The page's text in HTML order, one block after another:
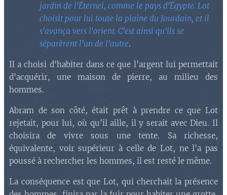
jardin de l'Éternel, comme le pays d'Égypte. Lot
choisit pour lui toute la plaine du Jourdain, et il
s'avança vers l'orient. C'est ainsi qu'ils se
séparèrent l'un de l'autre.
Il a choisi d'habiter dans ce que l'argent lui permettait
d'acquérir, une maison de pierre, au milieu des
hommes.
Abram de son côté, était prêt à prendre ce que Lot
rejetait, pour lui, où qu'il aille, il y serait avec Dieu. Il
choisira de vivre sous une tente. Sa richesse,
équivalente, voir supérieur à celle de Lot, ne l'a pas
poussé à rechercher les hommes, il est resté le même.
La conséquence est que Lot, qui cherchait la présence